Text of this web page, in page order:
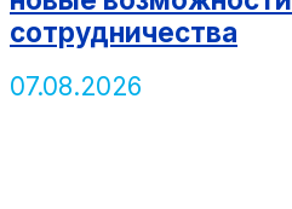
сотрудничества
07.08.2026